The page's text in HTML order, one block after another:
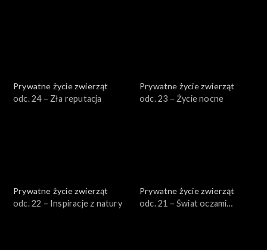
Prywatne życie zwierząt
odc. 24 – Zła reputacja
Prywatne życie zwierząt
odc. 23 – Życie nocne
Prywatne życie zwierząt
odc. 22 – Inspiracje z natury
Prywatne życie zwierząt
odc. 21 – Świat oczami